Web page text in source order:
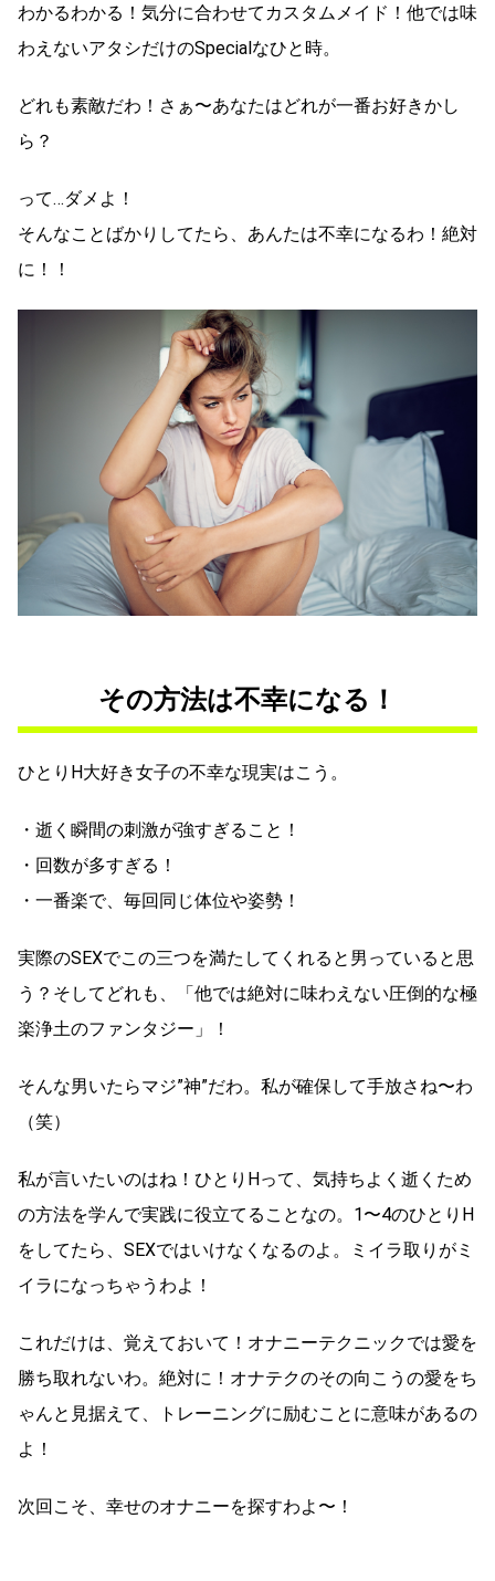
わかるわかる！気分に合わせてカスタムメイド！他では味
わえないアタシだけのSpecialなひと時。
どれも素敵だわ！さぁ〜あなたはどれが一番お好きかし
ら？
って…ダメよ！
そんなことばかりしてたら、あんたは不幸になるわ！絶対
に！！
その方法は不幸になる！
ひとりH大好き女子の不幸な現実はこう。
・逝く瞬間の刺激が強すぎること！
・回数が多すぎる！
・一番楽で、毎回同じ体位や姿勢！
実際のSEXでこの三つを満たしてくれると男っていると思
う？そしてどれも、「他では絶対に味わえない圧倒的な極
楽浄土のファンタジー」！
そんな男いたらマジ”神”だわ。私が確保して手放さね〜わ
（笑）
私が言いたいのはね！ひとりHって、気持ちよく逝くため
の方法を学んで実践に役立てることなの。1〜4のひとりH
をしてたら、SEXではいけなくなるのよ。ミイラ取りがミ
イラになっちゃうわよ！
これだけは、覚えておいて！オナニーテクニックでは愛を
勝ち取れないわ。絶対に！オナテクのその向こうの愛をち
ゃんと見据えて、トレーニングに励むことに意味があるの
よ！
次回こそ、幸せのオナニーを探すわよ〜！